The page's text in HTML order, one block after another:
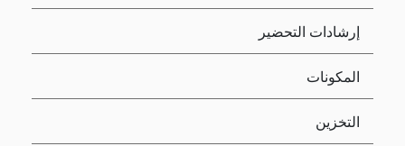
إرشادات التحضير
المكونات
التخزين